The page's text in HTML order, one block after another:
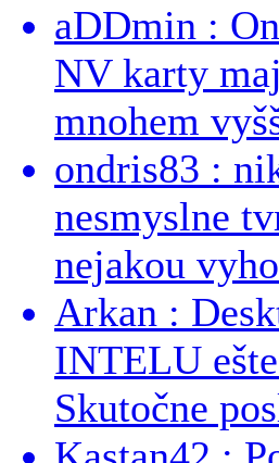
aDDmin :
NV karty
mnohem
ondris83 :
nesmyslne
nejakou
Arkan :
INTELU
Skutočne